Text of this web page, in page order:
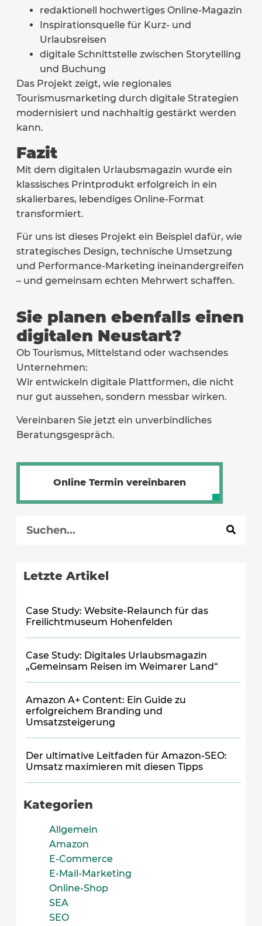
redaktionell hochwertiges Online-Magazin
Inspirationsquelle für Kurz- und
Urlaubsreisen
digitale Schnittstelle zwischen Storytelling
und Buchung
Das Projekt zeigt, wie regionales
Tourismusmarketing durch digitale Strategien
modernisiert und nachhaltig gestärkt werden
kann.
Fazit
Mit dem digitalen Urlaubsmagazin wurde ein
klassisches Printprodukt erfolgreich in ein
skalierbares, lebendiges Online-Format
transformiert.
Für uns ist dieses Projekt ein Beispiel dafür, wie
strategisches Design, technische Umsetzung
und Performance-Marketing ineinandergreifen
– und gemeinsam echten Mehrwert schaffen.
Sie planen ebenfalls einen
digitalen Neustart?
Ob Tourismus, Mittelstand oder wachsendes
Unternehmen:
Wir entwickeln digitale Plattformen, die nicht
nur gut aussehen, sondern messbar wirken.
Vereinbaren Sie jetzt ein unverbindliches
Beratungsgespräch.
Online Termin vereinbaren
Letzte Artikel
Case Study: Website-Relaunch für das
Freilichtmuseum Hohenfelden
Case Study: Digitales Urlaubsmagazin
„Gemeinsam Reisen im Weimarer Land“
Amazon A+ Content: Ein Guide zu
erfolgreichem Branding und
Umsatzsteigerung
Der ultimative Leitfaden für Amazon-SEO:
Umsatz maximieren mit diesen Tipps
Kategorien
Allgemein
Amazon
E-Commerce
E-Mail-Marketing
Online-Shop
SEA
SEO